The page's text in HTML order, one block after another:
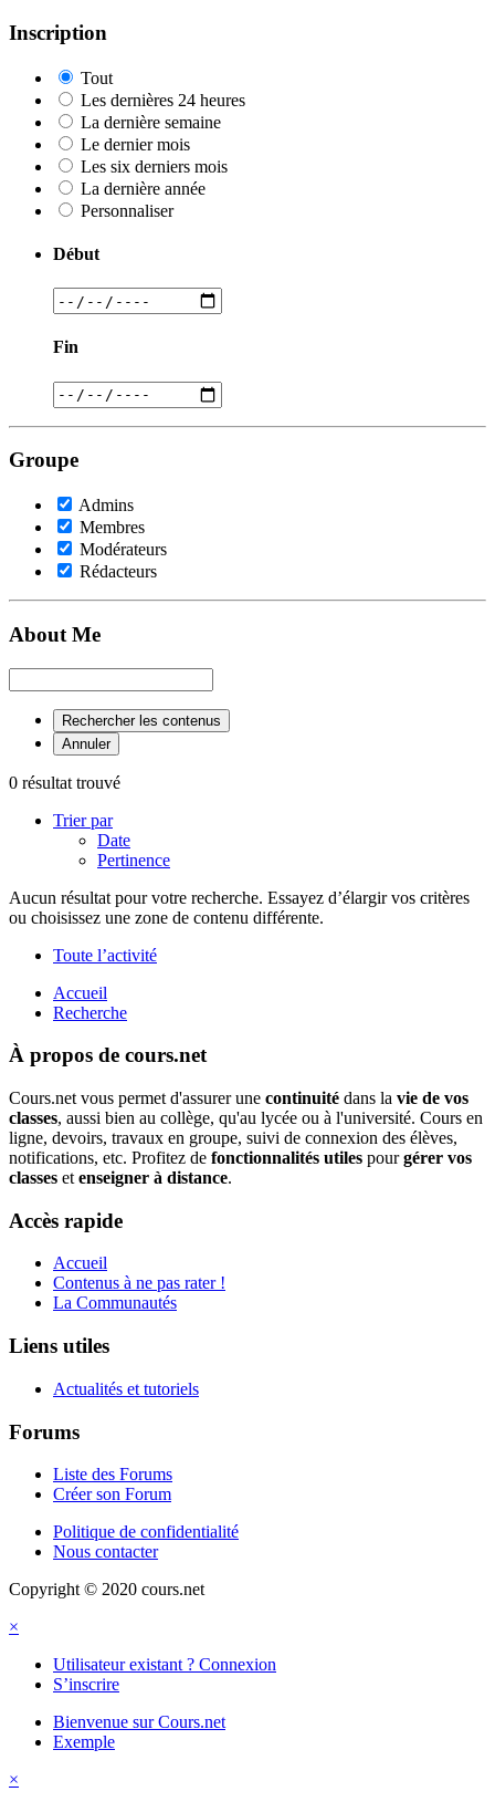
Inscription
Tout
Les dernières 24 heures
La dernière semaine
Le dernier mois
Les six derniers mois
La dernière année
Personnaliser
Début
Fin
Groupe
Admins
Membres
Modérateurs
Rédacteurs
About Me
Rechercher les contenus
Annuler
0 résultat trouvé
Trier par
Date
Pertinence
Aucun résultat pour votre recherche. Essayez d’élargir vos critères
ou choisissez une zone de contenu différente.
Toute l’activité
Accueil
Recherche
À propos de cours.net
Cours.net vous permet d'assurer une continuité dans la vie de vos
classes, aussi bien au collège, qu'au lycée ou à l'université. Cours en
ligne, devoirs, travaux en groupe, suivi de connexion des élèves,
notifications, etc. Profitez de fonctionnalités utiles pourgérer vos
classes et enseigner à distance.
Accès rapide
Accueil
Contenus à ne pas rater !
La Communautés
Liens utiles
Actualités et tutoriels
Forums
Liste des Forums
Créer son Forum
Politique de confidentialité
Nous contacter
Copyright © 2020 cours.net
×
Utilisateur existant ? Connexion
S’inscrire
Bienvenue sur Cours.net
Exemple
×